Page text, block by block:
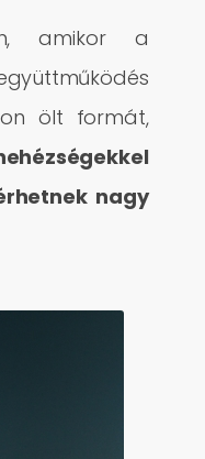
amikor a
ölt formát,
nagy